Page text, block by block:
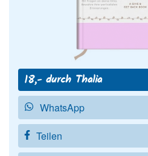
18,- durch Thalia
WhatsApp
Teilen